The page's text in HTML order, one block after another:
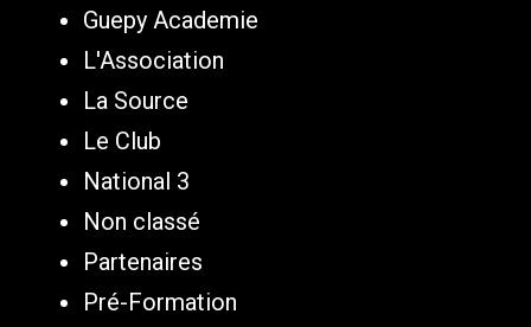
Guepy Academie
L'Association
La Source
Le Club
National 3
Non classé
Partenaires
Pré-Formation